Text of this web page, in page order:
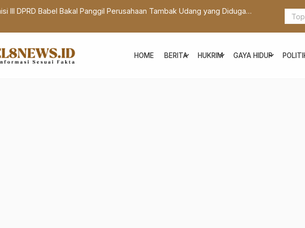
III DPRD Babel Bakal Panggil Perusahaan Tambak Udang yang Diduga
Hotel 88
REVOIR
HOME BERITA
expand_more HUKRIM
expand_more GAYA HIDUP
expand_more